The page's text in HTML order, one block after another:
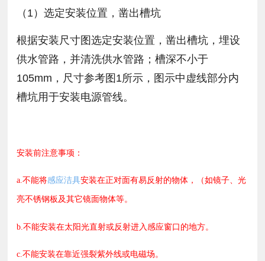
（1）选定安装位置，凿出槽坑
根据安装尺寸图选定安装位置，凿出槽坑，埋设
供水管路，并清洗供水管路；槽深不小于
105mm，尺寸参考图1所示，图示中虚线部分内
槽坑用于安装电源管线。
安装前注意事项：
a.不能将感应洁具安装在正对面有易反射的物体，（如镜子、光
亮不锈钢板及其它镜面物体等。
b.不能安装在太阳光直射或反射进入感应窗口的地方。
c.不能安装在靠近强裂紫外线或电磁场。